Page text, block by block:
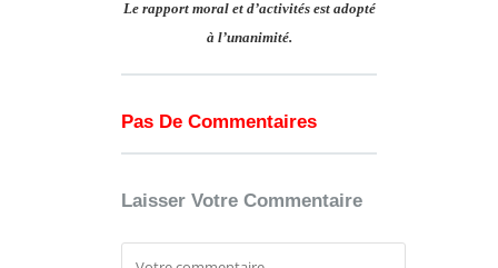
Le rapport moral et d’activités est adopté
à l’unanimité.
Pas De Commentaires
Laisser Votre Commentaire